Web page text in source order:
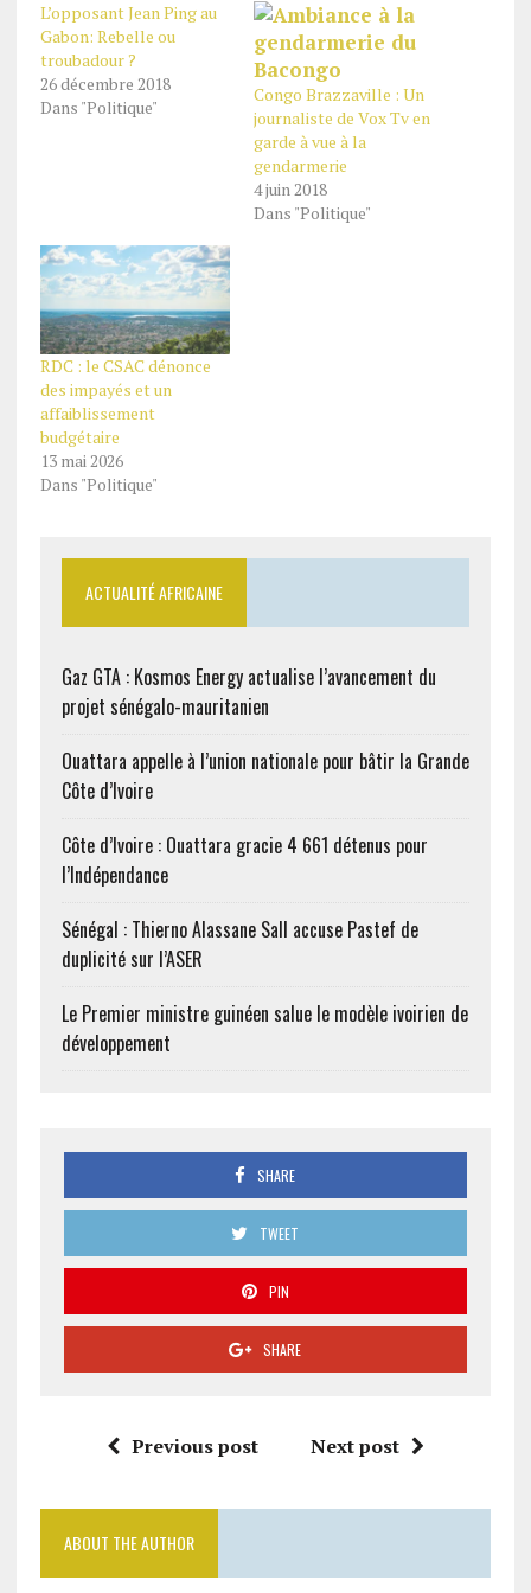
L’opposant Jean Ping au
Gabon: Rebelle ou
troubadour ?
26 décembre 2018
Dans "Politique"
Congo Brazzaville : Un
journaliste de Vox Tv en
garde à vue à la
gendarmerie
4 juin 2018
Dans "Politique"
RDC : le CSAC dénonce
des impayés et un
affaiblissement
budgétaire
13 mai 2026
Dans "Politique"
ACTUALITÉ AFRICAINE
Gaz GTA : Kosmos Energy actualise l’avancement du
projet sénégalo-mauritanien
Ouattara appelle à l’union nationale pour bâtir la Grande
Côte d’Ivoire
Côte d’Ivoire : Ouattara gracie 4 661 détenus pour
l’Indépendance
Sénégal : Thierno Alassane Sall accuse Pastef de
duplicité sur l’ASER
Le Premier ministre guinéen salue le modèle ivoirien de
développement
SHARE
TWEET
PIN
SHARE
Previous post Next post
ABOUT THE AUTHOR